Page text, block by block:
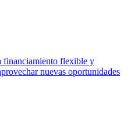
financiamiento flexible y
nuevas oportunidades